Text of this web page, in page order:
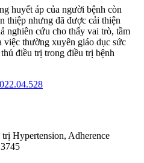
huyết áp của người bệnh còn
thiệp nhưng đã được cải thiện
nghiên cứu cho thấy vai trò, tầm
việc thường xuyên giáo dục sức
điều trị trong điều trị bệnh
trị Hypertension, Adherence